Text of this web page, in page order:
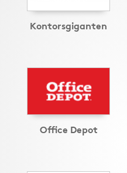
Kontorsgiganten
Office Depot